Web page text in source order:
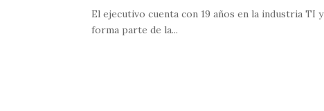
El ejecutivo cuenta con 19 años en la industria TI y
forma parte de la...